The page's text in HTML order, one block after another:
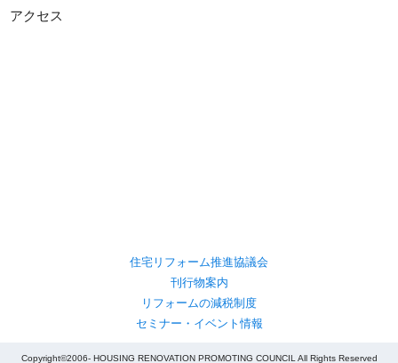
アクセス
住宅リフォーム推進協議会
刊行物案内
リフォームの減税制度
セミナー・イベント情報
Copyright©2006- HOUSING RENOVATION PROMOTING COUNCIL All Rights Reserved